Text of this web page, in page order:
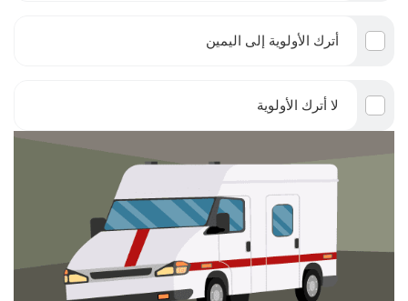
أترك الأولوية إلى اليمين
لا أترك الأولوية